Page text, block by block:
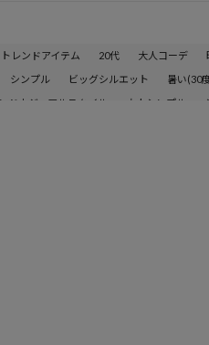
トレンドアイテム 20代 大人コーデ
シンプル ビッグシルエット 暑い(30
ドカジュアルスタイル 大人シンプル